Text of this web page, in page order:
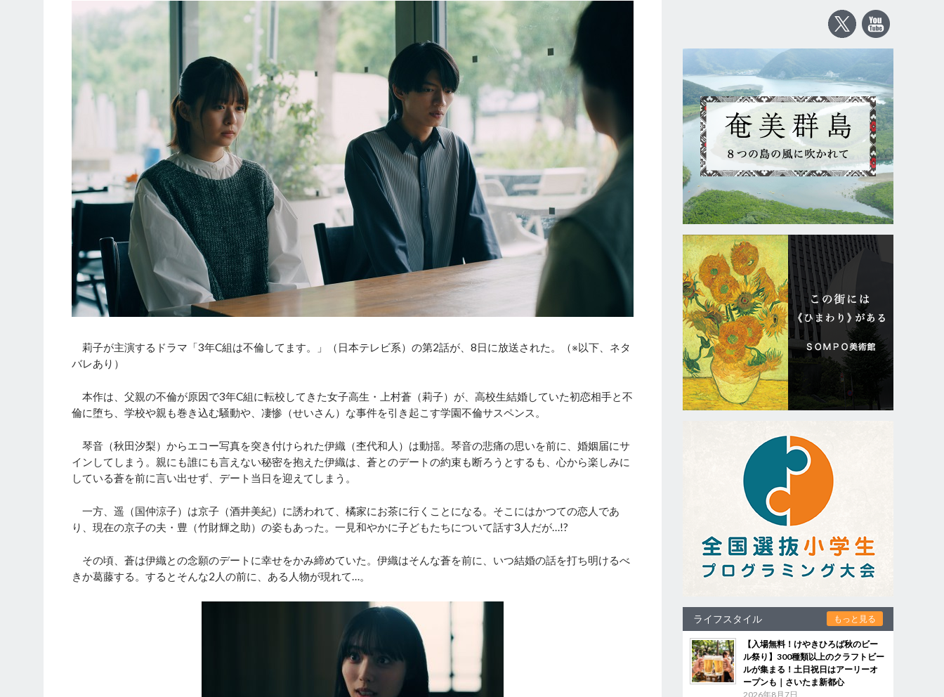
莉子が主演するドラマ「3年C組は不倫してます。」（日本テレビ系）の第2話が、8日に放送された。（※以下、ネタ
バレあり）
本作は、父親の不倫が原因で3年C組に転校してきた女子高生・上村蒼（莉子）が、高校生結婚していた初恋相手と不
倫に堕ち、学校や親も巻き込む騒動や、凄惨（せいさん）な事件を引き起こす学園不倫サスペンス。
琴音（秋田汐梨）からエコー写真を突き付けられた伊織（杢代和人）は動揺。琴音の悲痛の思いを前に、婚姻届にサ
インしてしまう。親にも誰にも言えない秘密を抱えた伊織は、蒼とのデートの約束も断ろうとするも、心から楽しみに
している蒼を前に言い出せず、デート当日を迎えてしまう。
一方、遥（国仲涼子）は京子（酒井美紀）に誘われて、橘家にお茶に行くことになる。そこにはかつての恋人であ
り、現在の京子の夫・豊（竹財輝之助）の姿もあった。一見和やかに子どもたちについて話す3人だが…!?
その頃、蒼は伊織との念願のデートに幸せをかみ締めていた。伊織はそんな蒼を前に、いつ結婚の話を打ち明けるべ
きか葛藤する。するとそんな2人の前に、ある人物が現れて…。
ライフスタイル もっと見る
【入場無料！けやきひろば秋のビー
ル祭り】300種類以上のクラフトビー
ルが集まる！土日祝日はアーリーオ
ープンも｜さいたま新都心
2026年8月7日